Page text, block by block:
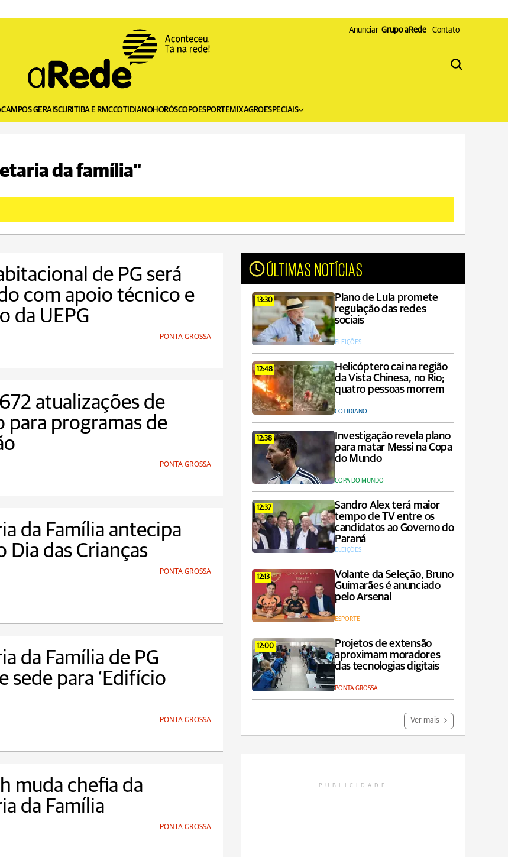
Anunciar Grupo aRede Contato
CAMPOS GERAISCURITIBA E RMCCOTIDIANOHORÓSCOPOESPORTEMIXAGROESPECIAIS
da família"
de PG será
com apoio técnico e
da UEPG
PONTA GROSSA
atualizações de
para programas de
PONTA GROSSA
da Família antecipa
Dia das Crianças
PONTA GROSSA
da Família de PG
sede para ‘Edifício
PONTA GROSSA
muda chefia da
da Família
PONTA GROSSA
ÚLTIMAS NOTÍCIAS
13:30
Plano de Lula promete
regulação das redes
sociais
ELEIÇÕES
12:48
Helicóptero cai na região
da Vista Chinesa, no Rio;
quatro pessoas morrem
COTIDIANO
12:38
Investigação revela plano
para matar Messi na Copa
do Mundo
COPA DO MUNDO
12:37
Sandro Alex terá maior
tempo de TV entre os
candidatos ao Governo do
Paraná
ELEIÇÕES
12:13
Volante da Seleção, Bruno
Guimarães é anunciado
pelo Arsenal
ESPORTE
12:00
Projetos de extensão
aproximam moradores
das tecnologias digitais
PONTA GROSSA
Ver mais
PUBLICIDADE